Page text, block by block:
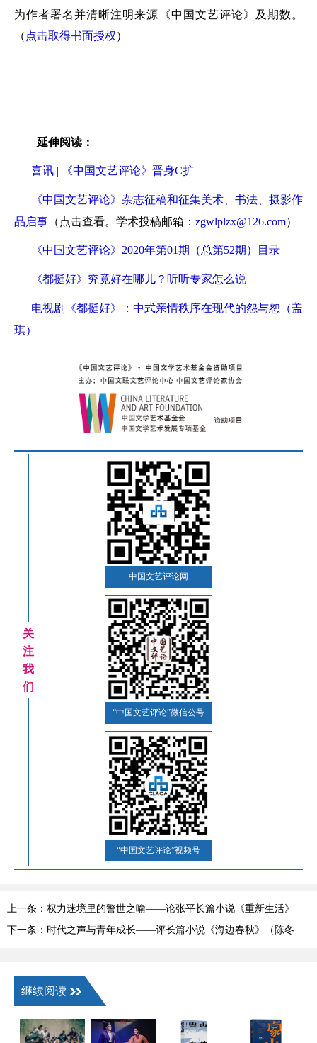
为作者署名并清晰注明来源《中国文艺评论》及期数。
（ 点击取得书面授权）
延伸阅读：
喜讯 | 《中国文艺评论》晋身C扩
《中国文艺评论》杂志征稿和征集美术、书法、摄影作
品启事 （点击查看。学术投稿邮箱： zgwlplzx@126.com）
《中国文艺评论》2020年第01期（总第52期）目录
《都挺好》究竟好在哪儿？听听专家怎么说
电视剧《都挺好》：中式亲情秩序在现代的怨与恕（盖
琪）
关
注
我
们
中国文艺评论网
“中国文艺评论”微信公号
“中国文艺评论”视频号
上一条：权力迷境里的警世之喻——论张平长篇小说《重新生活》
（冯祉艾）
下一条：时代之声与青年成长——评长篇小说《海边春秋》（陈冬
继续阅读